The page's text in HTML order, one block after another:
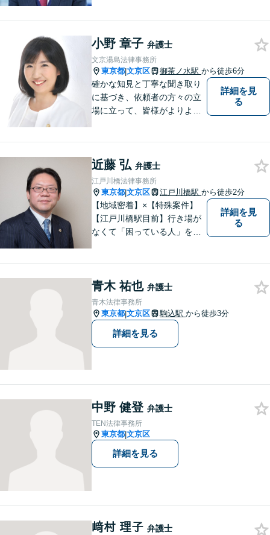
まずはご相談ください。【メ
ディア出演】
小野 章子 弁護士
文京湯島法律事務所
東京都|文京区 御茶ノ水駅 から徒歩6分
確かな知見と丁寧な聞き取り
に基づき、依頼者の方々の立
場に立って、皆様がよりよい
詳細を見
る
近藤 弘 弁護士
江戸川橋法律事務所
東京都|文京区 江戸川橋駅 から徒歩2分
【地域密着】×【特殊案件】
【江戸川橋駅目前】行き場が
なくて「困っている人」をゼ
詳細を見
る
青木 祐也 弁護士
青木法律事務所
東京都|文京区 駒込駅 から徒歩3分
詳細を見る
中野 健登 弁護士
TEN法律事務所
東京都|文京区
詳細を見る
﨑村 理子 弁護士